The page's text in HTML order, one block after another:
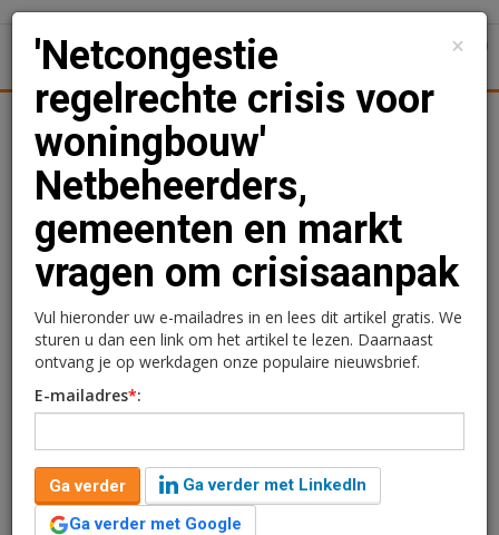
Nieuws Uitgelicht Achtergronden
'Netcongestie regelrechte
crisis voor woningbouw'
Netbeheerders,
gemeenten en markt
vragen om crisisaanpak
×
'Netcongestie
regelrechte crisis voor
woningbouw'
Netbeheerders,
gemeenten en markt
vragen om crisisaanpak
Vul hieronder uw e-mailadres in en lees dit artikel gratis. We
sturen u dan een link om het artikel te lezen. Daarnaast
ontvang je op werkdagen onze populaire nieuwsbrief.
E-mailadres*:
Ga verder
Ga verder met LinkedIn
Ga verder met Google